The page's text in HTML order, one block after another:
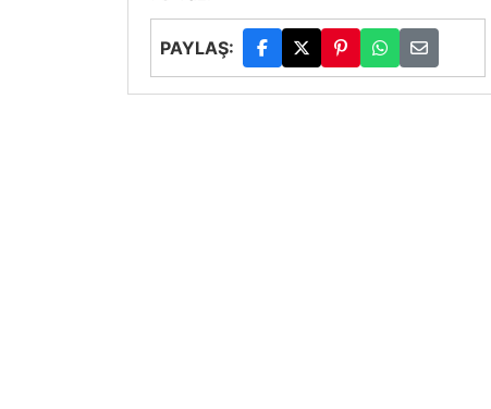
PAYLAŞ: